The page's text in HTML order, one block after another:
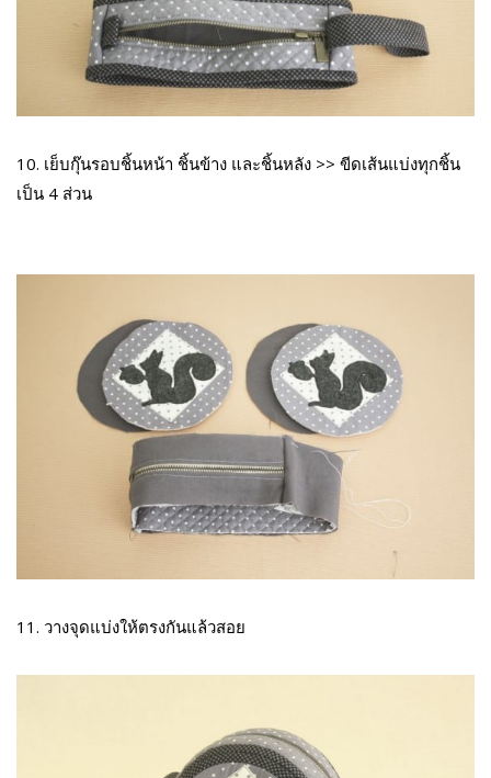
10. เย็บกุ๊นรอบชิ้นหน้า ชิ้นข้าง และชิ้นหลัง >> ขีดเส้นแบ่งทุกชิ้น
เป็น 4 ส่วน
11. วางจุดแบ่งให้ตรงกันแล้วสอย